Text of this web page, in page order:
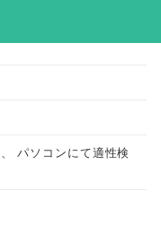
、
パソコンにて適性検